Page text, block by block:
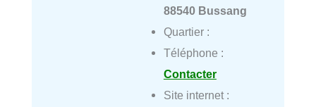
88540 Bussang
Quartier :
Téléphone :
Contacter
Site internet :